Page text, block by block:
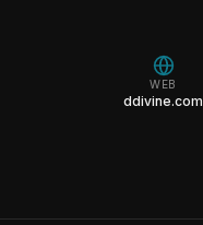
WEB
ddivine.com